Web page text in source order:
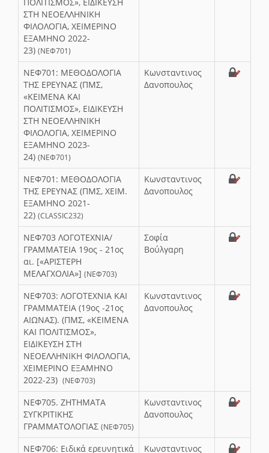
ΣΤΗ ΝΕΟΕΛΛΗΝΙΚΗ
ΦΙΛΟΛΟΓΙΑ, ΧΕΙΜΕΡΙΝΟ
ΕΞΑΜΗΝΟ 2022-
23) (ΝΕΦ701)
ΝΕΦ701: ΜΕΘΟΔΟΛΟΓΙΑ
ΤΗΣ ΕΡΕΥΝΑΣ (ΠΜΣ,
«ΚΕΙΜΕΝΑ ΚΑΙ
ΠΟΛΙΤΙΣΜΟΣ», ΕΙΔΙΚΕΥΣΗ
ΣΤΗ ΝΕΟΕΛΛΗΝΙΚΗ
ΦΙΛΟΛΟΓΙΑ, ΧΕΙΜΕΡΙΝΟ
ΕΞΑΜΗΝΟ 2023-
24) (ΝΕΦ701)
Κωνσταντινος
Δανοπουλος
ΝΕΦ701: ΜΕΘΟΔΟΛΟΓΙΑ
ΤΗΣ ΕΡΕΥΝΑΣ (ΠΜΣ, ΧΕΙΜ.
ΕΞΑΜΗΝΟ 2021-
22) (CLASSIC232)
Κωνσταντινος
Δανοπουλος
ΝΕΦ703 ΛΟΓΟΤΕΧΝΙΑ/
ΓΡΑΜΜΑΤΕΙΑ 19ος - 21ος
αι. [«ΑΡΙΣΤΕΡΗ
ΜΕΛΑΓΧΟΛΙΑ»] (ΝΕΦ703)
Σοφία
Βούλγαρη
ΝΕΦ703: ΛΟΓΟΤΕΧΝΙΑ ΚΑΙ
ΓΡΑΜΜΑΤΕΙΑ (19ος -21ος
ΑΙΩΝΑΣ). (ΠΜΣ, «ΚΕΙΜΕΝΑ
ΚΑΙ ΠΟΛΙΤΙΣΜΟΣ»,
ΕΙΔΙΚΕΥΣΗ ΣΤΗ
ΝΕΟΕΛΛΗΝΙΚΗ ΦΙΛΟΛΟΓΙΑ,
ΧΕΙΜΕΡΙΝΟ ΕΞΑΜΗΝΟ
2022-23) (ΝΕΦ703)
Κωνσταντινος
Δανοπουλος
ΝΕΦ705. ΖΗΤΗΜΑΤΑ
ΣΥΓΚΡΙΤΙΚΗΣ
ΓΡΑΜΜΑΤΟΛΟΓΙΑΣ (ΝΕΦ705)
Κωνσταντινος
Δανοπουλος
ΝΕΦ706: Ειδικά ερευνητικά Κωνσταντινος